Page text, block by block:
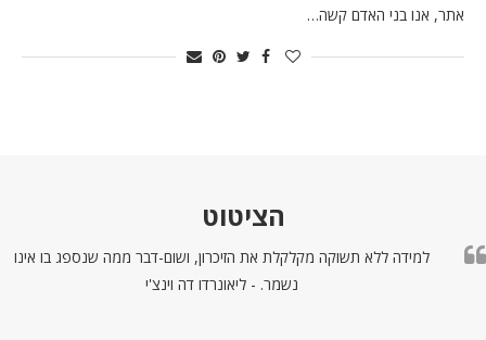
אתר, אנו בני האדם קשה…
הציטוט
למידה ללא תשוקה מקלקלת את הזיכרון, ושום-דבר ממה שנספג בו אינו
נשמר. - ליאונרדו דה וינצ'י